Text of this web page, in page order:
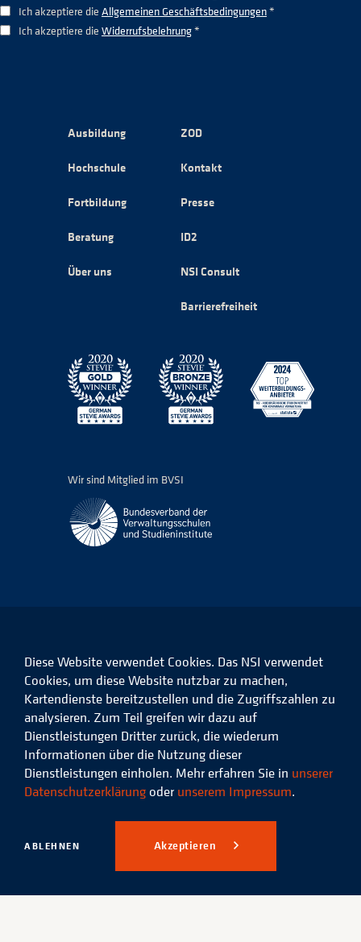
Ich akzeptiere die Allgemeinen Geschäftsbedingungen*
Ich akzeptiere die Widerrufsbelehrung*
Ausbildung
Hochschule
Fortbildung
Beratung
Über uns
ZOD
Kontakt
Presse
ID2
NSI Consult
Barrierefreiheit
Wir sind Mitglied im BVSI
NSI
auf
Facebook
NSI
auf
LinkedIn
NSI
auf
Instagram
NSI
auf
Xing
© 2026 Niedersächsisches
Studieninstitut für kommunale
Verwaltung e.V.
Datenschutz Impressum
Diese Website verwendet Cookies. Das NSI verwendet
Cookies, um diese Website nutzbar zu machen,
Kartendienste bereitzustellen und die Zugriffszahlen zu
analysieren. Zum Teil greifen wir dazu auf
Dienstleistungen Dritter zurück, die wiederum
Informationen über die Nutzung dieser
Dienstleistungen einholen. Mehr erfahren Sie in unserer
Datenschutzerklärung oder unserem Impressum.
ABLEHNEN Akzeptieren